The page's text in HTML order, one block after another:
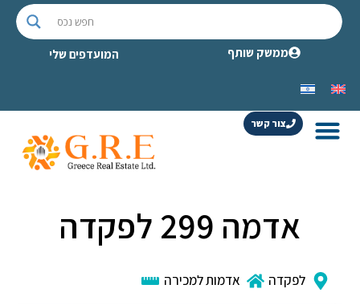
ממשק שותף המועדפים שלי
צור קשר
אדמה 299 לפקדה
לפקדה אדמות למכירה